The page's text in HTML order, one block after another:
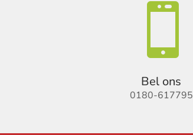

Bel ons
0180-617795